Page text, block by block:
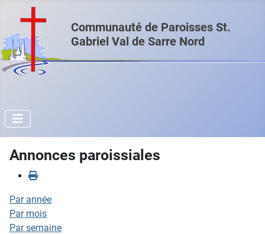
Communauté de Paroisses St.
Gabriel Val de Sarre Nord
Annonces paroissiales
Par année
Par mois
Par semaine